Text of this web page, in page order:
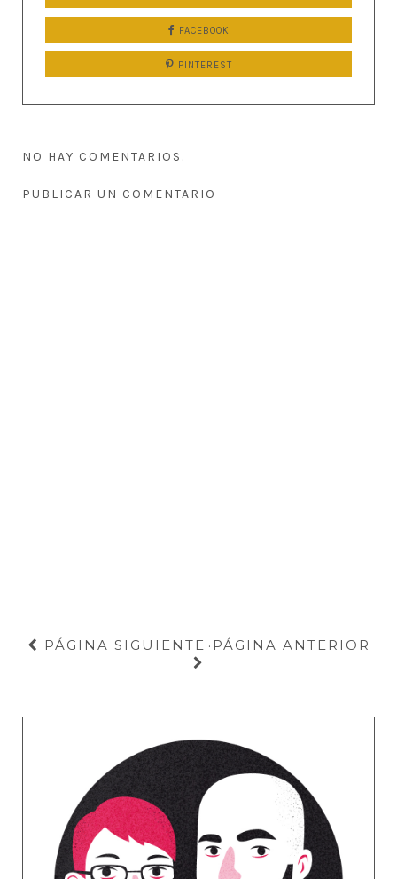
FACEBOOK
PINTEREST
NO HAY COMENTARIOS.
PUBLICAR UN COMENTARIO
PÁGINA SIGUIENTE · PÁGINA ANTERIOR